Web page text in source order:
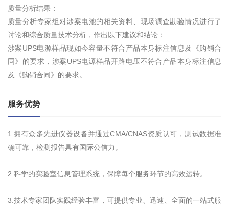
质量分析结果：
质量分析专家组对涉案电池的相关资料、现场调查勘验情况进行了
讨论和综合质量技术分析，作出以下建议和结论：
涉案UPS电源样品现如今容量不符合产品本身标注信息及《购销合
同》的要求，涉案UPS电源样品开路电压不符合产品本身标注信息
及《购销合同》的要求。
服务优势
1.拥有众多先进仪器设备并通过CMA/CNAS资质认可，测试数据准
确可靠，检测报告具有国际公信力。
2.科学的实验室信息管理系统，保障每个服务环节的高效运转。
3.技术专家团队实践经验丰富，可提供专业、迅速、全面的一站式服